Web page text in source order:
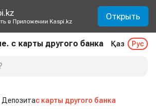
в Приложении Kaspi.kz Открыть
с карты другого банка Қаз Рус
Депозитас карты другого банка